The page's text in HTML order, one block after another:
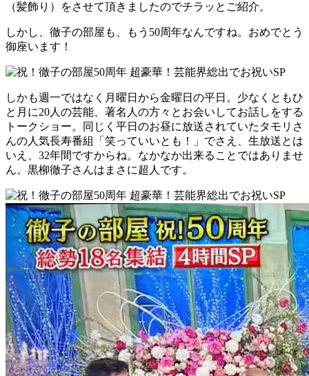
（髪飾り）をさせて頂きましたのでチラッとご紹介。
しかし、徹子の部屋も、もう50周年なんですね。おめでとう
御座います！
しかも週一ではなく月曜日から金曜日の平日。少なくともひ
と月に20人の芸能、著名人の方々とお会いしてお話しをする
トークショー。同じく平日のお昼に放送されていたタモリさ
んの人気長寿番組「笑っていいとも！」でさえ、生放送とは
いえ、32年間ですからね。なかなか出来ることではありませ
ん。黒柳徹子さんはまさに超人です。